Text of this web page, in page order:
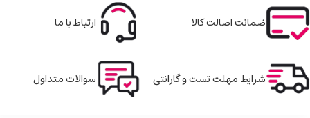
ضمانت اصالت کالا ارتباط با ما
شرایط مهلت تست و گارانتی سوالات متداول